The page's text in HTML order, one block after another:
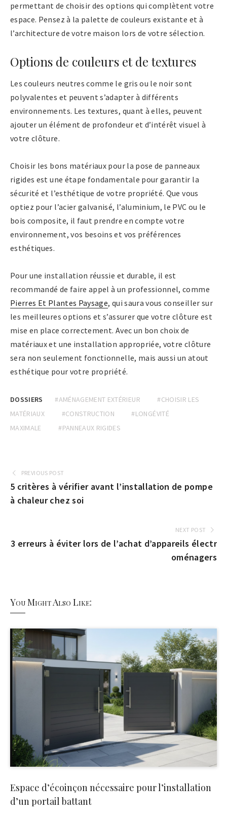
permettant de choisir des options qui complètent votre
espace. Pensez à la palette de couleurs existante et à
l’architecture de votre maison lors de votre sélection.
Options de couleurs et de textures
Les couleurs neutres comme le gris ou le noir sont
polyvalentes et peuvent s’adapter à différents
environnements. Les textures, quant à elles, peuvent
ajouter un élément de profondeur et d’intérêt visuel à
votre clôture.
Choisir les bons matériaux pour la pose de panneaux
rigides est une étape fondamentale pour garantir la
sécurité et l’esthétique de votre propriété. Que vous
optiez pour l’acier galvanisé, l’aluminium, le PVC ou le
bois composite, il faut prendre en compte votre
environnement, vos besoins et vos préférences
esthétiques.
Pour une installation réussie et durable, il est
recommandé de faire appel à un professionnel, comme
Pierres Et Plantes Paysage, qui saura vous conseiller sur
les meilleures options et s’assurer que votre clôture est
mise en place correctement. Avec un bon choix de
matériaux et une installation appropriée, votre clôture
sera non seulement fonctionnelle, mais aussi un atout
esthétique pour votre propriété.
DOSSIERS #AMÉNAGEMENT EXTÉRIEUR
#CHOISIR LES
MATÉRIAUX
#CONSTRUCTION
#LONGÉVITÉ
MAXIMALE
#PANNEAUX RIGIDES
PREVIOUS POST
5 critères à vérifier avant l’installation de pompe
à chaleur chez soi
NEXT POST
3 erreurs à éviter lors de l’achat d’appareils électr
oménagers
You Might Also Like:
Espace d’écoinçon nécessaire pour l’installation
d’un portail battant